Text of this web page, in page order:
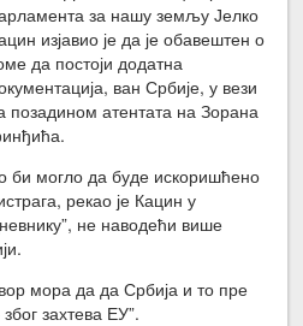
за нашу земљу Јелко
изјавио је да је обавештен о
да постоји додатна
ван Србије, у вези
позадином атентата на Зорана
би могло да буде искоришћено
рекао је Кацин у
не наводећи више
мора да да Србија и то пре
захтева ЕУ”.